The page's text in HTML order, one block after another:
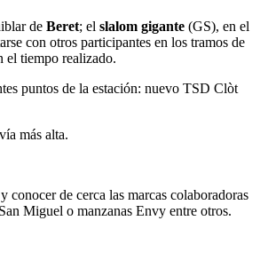
de Beret; el slalom gigante (GS), en el
con otros participantes en los tramos de
el tiempo realizado.
puntos de la estación: nuevo TSD Clòt
más alta.
de cerca las marcas colaboradoras
Miguel o manzanas Envy entre otros.